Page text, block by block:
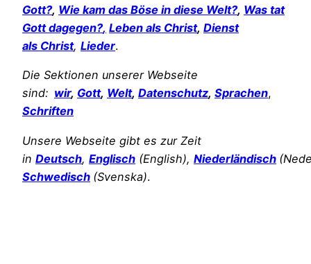
Gott?, Wie kam das Böse in diese Welt?, Was tat
Gott dagegen?, Leben als Christ, Dienst
als Christ, Lieder.
Die Sektionen unserer Webseite
sind: wir, Gott, Welt, Datenschutz, Sprachen,
Schriften
Unsere Webseite gibt es zur Zeit
in Deutsch, Englisch (English), Niederländisch
Schwedisch (Svenska).